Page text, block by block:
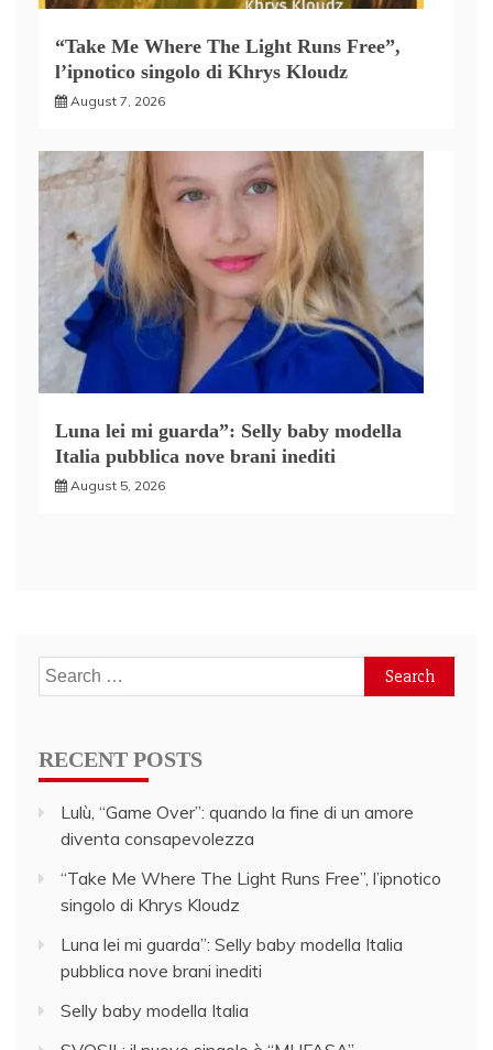
“Take Me Where The Light Runs Free”,
l’ipnotico singolo di Khrys Kloudz
August 7, 2026
Luna lei mi guarda”: Selly baby modella
Italia pubblica nove brani inediti
August 5, 2026
Search
for:
RECENT POSTS
Lulù, “Game Over”: quando la fine di un amore
diventa consapevolezza
“Take Me Where The Light Runs Free”, l’ipnotico
singolo di Khrys Kloudz
Luna lei mi guarda”: Selly baby modella Italia
pubblica nove brani inediti
Selly baby modella Italia